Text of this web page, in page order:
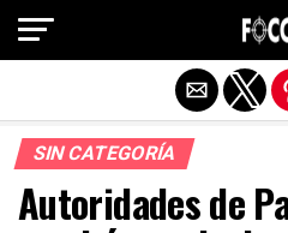
SIN CATEGORÍA
Autoridades de
Salir de la